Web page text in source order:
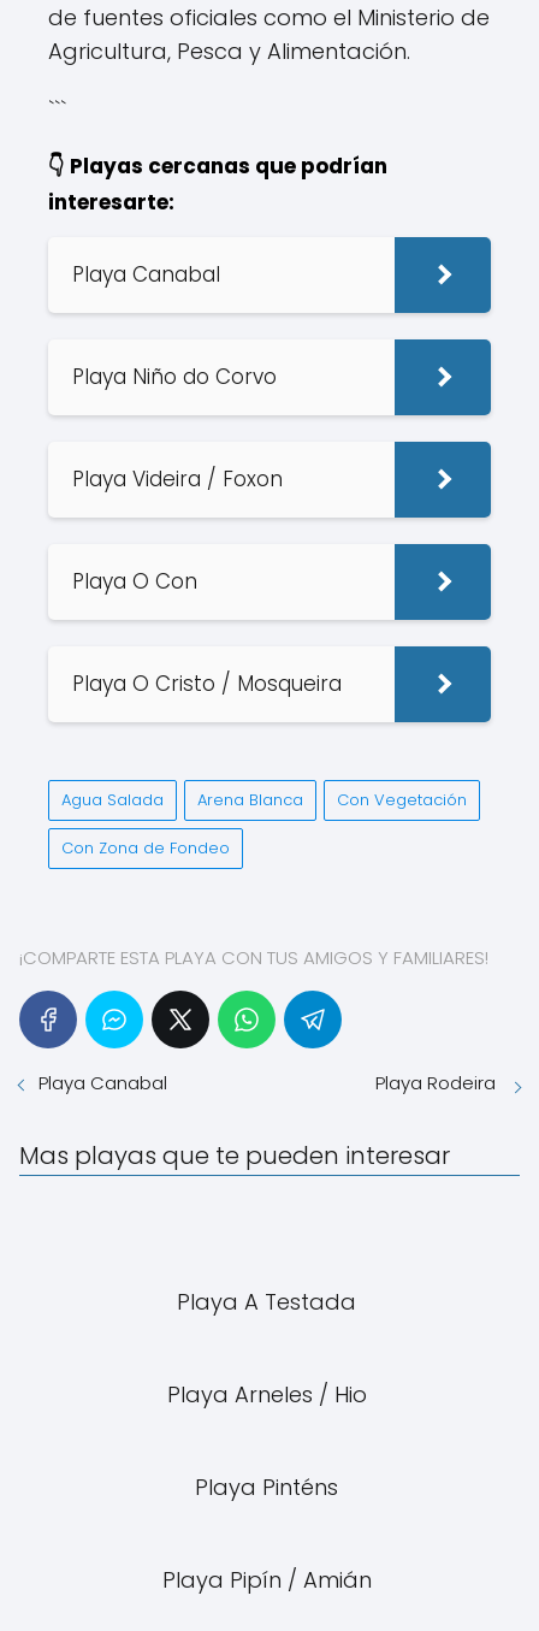
de fuentes oficiales como el Ministerio de
Agricultura, Pesca y Alimentación.
```
👇 Playas cercanas que podrían
interesarte:
Playa Canabal
Playa Niño do Corvo
Playa Videira / Foxon
Playa O Con
Playa O Cristo / Mosqueira
Agua Salada Arena Blanca Con Vegetación
Con Zona de Fondeo
¡COMPARTE ESTA PLAYA CON TUS AMIGOS Y FAMILIARES!
Playa Canabal Playa Rodeira
Mas playas que te pueden interesar
Playa A Testada
Playa Arneles / Hio
Playa Pinténs
Playa Pipín / Amián